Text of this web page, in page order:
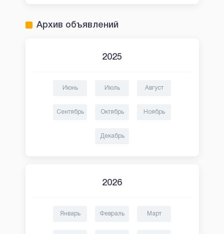
Архив объявлений
2025
Июнь Июль Август
Сентябрь Октябрь Ноябрь
Декабрь
2026
Январь Февраль Март